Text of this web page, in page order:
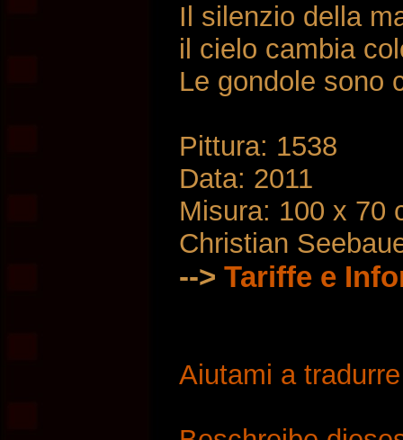
Il silenzio della
il cielo cambia
Le gondole sono
Pittura: 1538
Data: 2011
Misura: 100 x 70
Christian
--> Tariffe e
Aiutami a